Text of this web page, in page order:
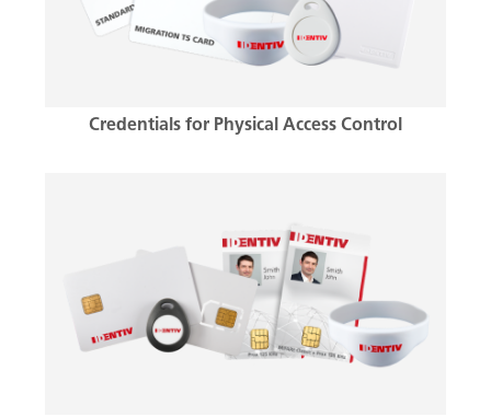
Credentials for Physical Access Control